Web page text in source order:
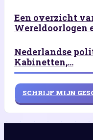
Een overzicht
Wereldoorlogen
Nederlandse
Kabinetten,...
SCHRIJF MIJN